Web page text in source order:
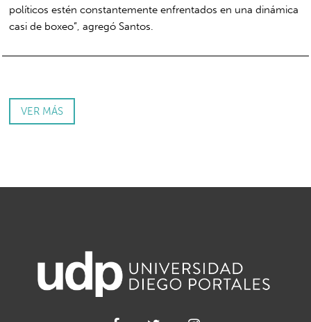
políticos estén constantemente enfrentados en una dinámica
casi de boxeo”, agregó Santos.
VER MÁS